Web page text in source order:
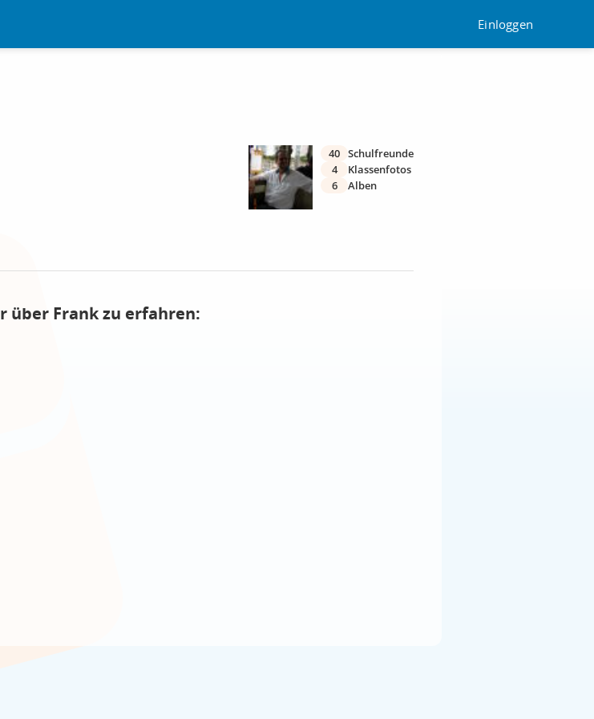
Einloggen
40 Schulfreunde
4
Klassenfotos
6
Alben
über Frank zu erfahren: